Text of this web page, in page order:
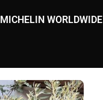
MICHELIN WORLDWIDE